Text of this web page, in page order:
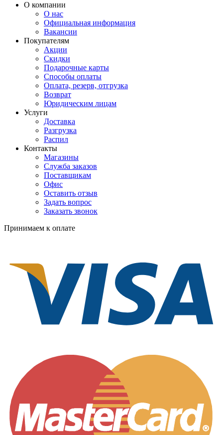
О компании
О нас
Официальная информация
Вакансии
Покупателям
Акции
Скидки
Подарочные карты
Способы оплаты
Оплата, резерв, отгрузка
Возврат
Юридическим лицам
Услуги
Доставка
Разгрузка
Распил
Контакты
Магазины
Служба заказов
Поставщикам
Офис
Оставить отзыв
Задать вопрос
Заказать звонок
Принимаем к оплате